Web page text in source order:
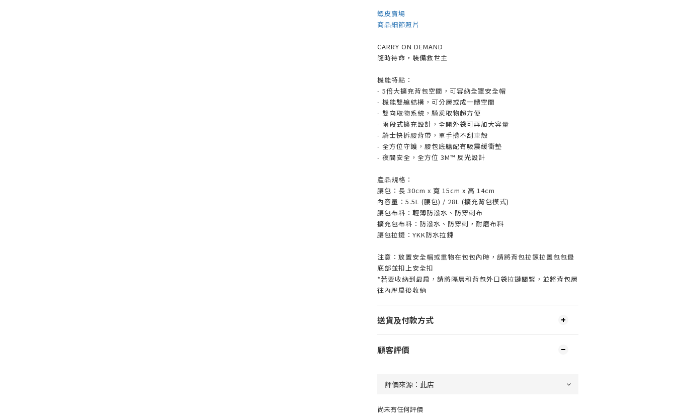
蝦皮賣場
商品細節照片
CARRY ON DEMAND
隨時待命，裝備救世主
機能特點：
- 5倍大擴充背包空間，可容納全罩安全帽
- 機能雙艙結構，可分層或成一體空間
- 雙向取物系統，騎乘取物超方便
- 兩段式擴充設計，全開外袋可再加大容量
- 騎士快拆腰背帶，單手揹不刮車殼
- 全方位守護，腰包底艙配有吸震緩衝墊
- 夜間安全，全方位 3M™ 反光設計
產品規格：
腰包：長 30cm x 寬 15cm x 高 14cm
內容量：5.5L (腰包) / 28L (擴充背包模式)
腰包布料：輕薄防潑水、防穿刺布
擴充包布料：防潑水、防穿刺，耐磨布料
腰包拉鏈：YKK防水拉鍊
注意：放置安全帽或重物在包包內時，請將背包拉鍊拉置包包最
底部並扣上安全扣
*若要收納到最扁，請將隔層和背包外口袋拉鏈關緊，並將背包層
往內壓扁後收納
送貨及付款方式
顧客評價
尚未有任何評價